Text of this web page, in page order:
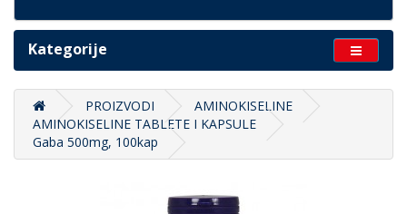
Kategorije
PROIZVODI
AMINOKISELINE
AMINOKISELINE TABLETE I KAPSULE
Gaba 500mg, 100kap